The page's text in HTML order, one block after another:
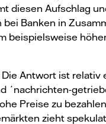
diesen Aufschlag
Banken in
beispielsweise
Antwort ist relativ
´nachrichten-
Preise zu
zieht